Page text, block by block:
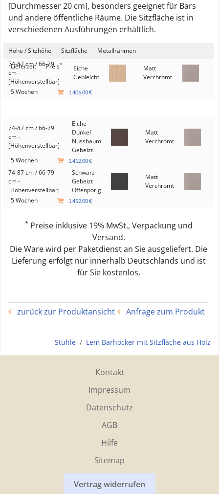
[Durchmesser 20 cm], besonders geeignet für Bars
und andere öffentliche Räume. Die Sitzfläche ist in
verschiedenen Ausführungen erhältlich.
Höhe / Sitzhöhe Sitzfläche
Metallrahmen
Lieferzeit
Preis*
74-87 cm / 66-79
cm -
[Höhenverstellbar]
Eiche
Gebleicht
Matt
Verchromt
5 Wochen
1.406,00 €
74-87 cm / 66-79
cm -
[Höhenverstellbar]
Eiche
Dunkel
Nussbaum
Gebeizt
Matt
Verchromt
5 Wochen 1.412,00 €
74-87 cm / 66-79
cm -
[Höhenverstellbar]
Schwarz
Gebeizt
Offenporig
Matt
Verchromt
5 Wochen
1.452,00 €
* Preise inklusive 19% MwSt., Verpackung und
Versand.
Die Ware wird per Paketdienst an Sie ausgeliefert. Die
Lieferung erfolgt nur innerhalb Deutschlands und ist
für Sie kostenlos.
zurück zur Produktansicht Anfrage zum Produkt
Stühle Lem Barhocker mit Sitzfläche aus Holz
Kontakt
Impressum
Datenschutz
AGB
Hilfe
Sitemap
Vertrag widerrufen